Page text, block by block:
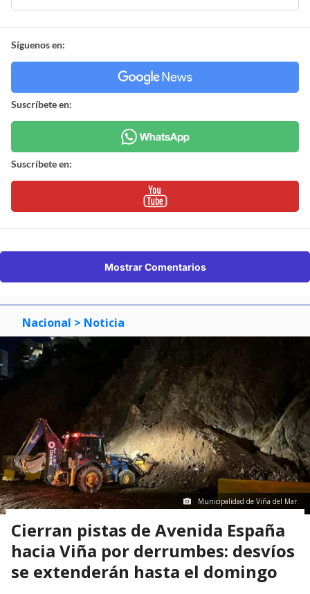
Síguenos en:
Suscríbete en:
Suscríbete en:
Mostrar Comentarios
Nacional > Noticia
Municipalidad de Viña del Mar.
Cierran pistas de Avenida España
hacia Viña por derrumbes: desvíos
se extenderán hasta el domingo